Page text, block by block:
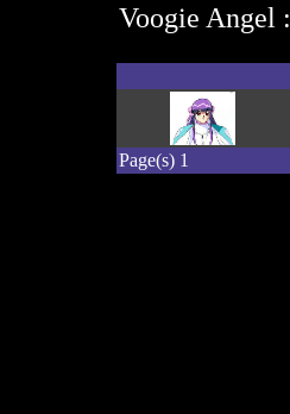
Voogie Angel :
Page(s) 1